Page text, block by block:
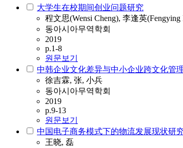
大学生在校期间创业问题研究
程文思(Wensi Cheng), 李逢英
동아시아무역학회
2019
p.1-8
원문보기
中韩企业文化差异与中小企业跨文化管
徐吉霖, 张, 小兵
동아시아무역학회
2019
p.9-13
원문보기
中国电子商务模式下的物流发展现状研
王晓, 磊